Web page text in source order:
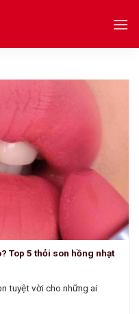
Top 5 thỏi son hồng nhạt
tuyệt vời cho những ai